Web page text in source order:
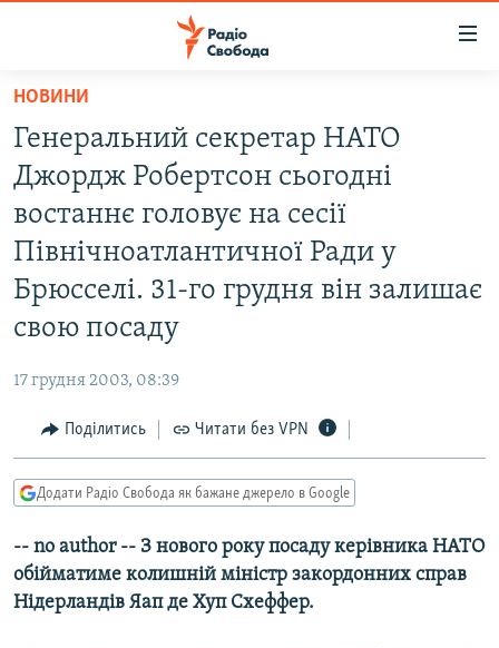
Перейти
основного
матеріалу
Перейти
до
основної
навігації
Перейти
до
ВСЕ ЗА ДОБУ
СТАТТІ
ПОЛІТИКА
СУСПІЛЬСТВО
УКРАЇНА
СВІТ
ВІЙНА
РОСІЙСЬКА «ФІЛЬТРАЦІЯ»
ДОНБАС.РЕАЛІЇ
СХЕМИ
КИТАЙ.ВИКЛИКИ
ФОТО
СПЕЦПРОЄКТИ
НОВИНИ
Генеральний секретар НАТО
Джордж Робертсон сьогодні
востаннє головує на сесії
Північноатлантичної Ради у
Брюсселі. 31-го грудня він залишає
свою посаду
17 грудня 2003, 08:39
Поділитись Читати без VPN
Додати Радіо Свобода як бажане джерело в Google
-- no author -- З нового року посаду керівника НАТО
обійматиме колишній міністр закордонних справ
Нідерландів Яап де Хуп Схеффер.